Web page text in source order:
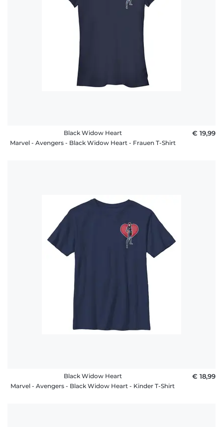
Black Widow Heart
Marvel - Avengers - Black Widow Heart - Frauen T-Shirt
€ 19,99
Black Widow Heart
Marvel - Avengers - Black Widow Heart - Kinder T-Shirt
€ 18,99